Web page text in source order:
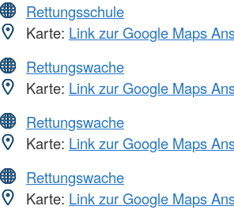
Rettungsschule
Karte: Link zur Google Maps
Rettungswache
Karte: Link zur Google Maps
Rettungswache
Karte: Link zur Google Maps
Rettungswache
Karte: Link zur Google Maps